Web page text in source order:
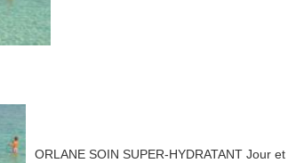
ORLANE SOIN SUPER-HYDRATANT Jour